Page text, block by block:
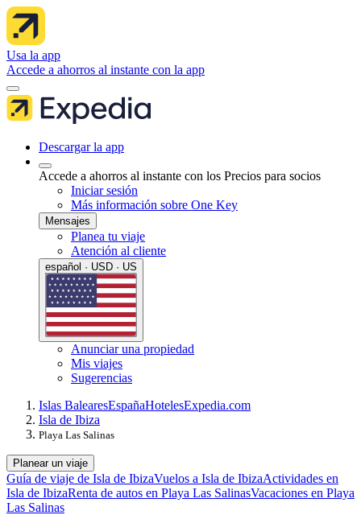
Usa la app
Accede a ahorros al instante con la app
Descargar la app
Accede a ahorros al instante con los Precios para socios
Iniciar sesión
Más información sobre One Key
Mensajes
Planea tu viaje
Atención al cliente
español · USD · US
Anunciar una propiedad
Mis viajes
Sugerencias
Islas BalearesEspañaHotelesExpedia.com
Isla de Ibiza
Playa Las Salinas
Planear un viaje
Guía de viaje de Isla de IbizaVuelos a Isla de IbizaActividades en
Isla de IbizaRenta de autos en Playa Las SalinasVacaciones en Playa
Las Salinas